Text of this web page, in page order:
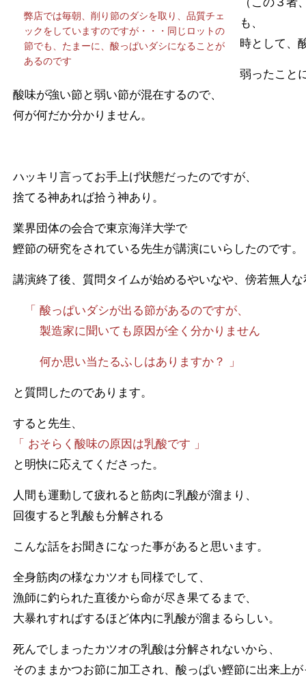
弊店では毎朝、削り節のダシを取り、品質チェ
ックをしていますのですが・・・同じロットの
節でも、たまーに、酸っぱいダシになることが
あるのです
も、
時として、
弱ったこと
酸味が強い節と弱い節が混在するので、
何が何だか分かりません。
ハッキリ言ってお手上げ状態だったのですが、
捨てる神あれば拾う神あり。
業界団体の会合で東京海洋大学で
鰹節の研究をされている先生が講演にいらしたのです。
講演終了後、質問タイムが始めるやいなや、傍若無人
「 酸っぱいダシが出る節があるのですが、
製造家に聞いても原因が全く分かりません
何か思い当たるふしはありますか？ 」
と質問したのであります。
すると先生、
「 おそらく酸味の原因は乳酸です 」
と明快に応えてくださった。
人間も運動して疲れると筋肉に乳酸が溜まり、
回復すると乳酸も分解される
こんな話をお聞きになった事があると思います。
全身筋肉の様なカツオも同様でして、
漁師に釣られた直後から命が尽き果てるまで、
大暴れすればするほど体内に乳酸が溜まるらしい。
死んでしまったカツオの乳酸は分解されないから、
そのままかつお節に加工され、酸っぱい鰹節に出来上